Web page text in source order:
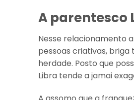
A parentesco
Nesse relacionamento
pessoas criativas,
herdade. Posto que
Libra tende a jamai